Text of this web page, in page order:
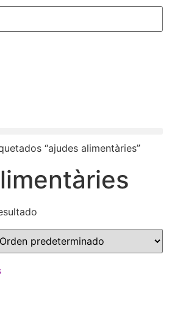
“ajudes alimentàries”